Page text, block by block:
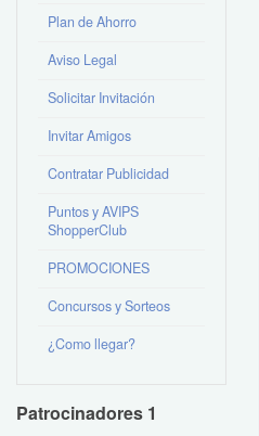
Plan de Ahorro
Aviso Legal
Solicitar Invitación
Invitar Amigos
Contratar Publicidad
Puntos y AVIPS
ShopperClub
PROMOCIONES
Concursos y Sorteos
¿Como llegar?
Patrocinadores 1